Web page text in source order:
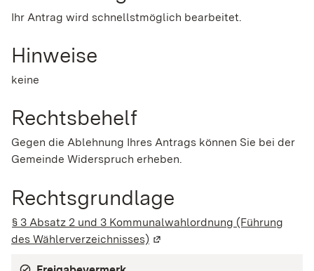
Ihr Antrag wird schnellstmöglich bearbeitet.
Hinweise
keine
Rechtsbehelf
Gegen die Ablehnung Ihres Antrags können Sie bei der
Gemeinde Widerspruch erheben.
Rechtsgrundlage
§ 3 Absatz 2 und 3 Kommunalwahlordnung (Führung
des Wählerverzeichnisses) (Wird in einem neuen Fenster